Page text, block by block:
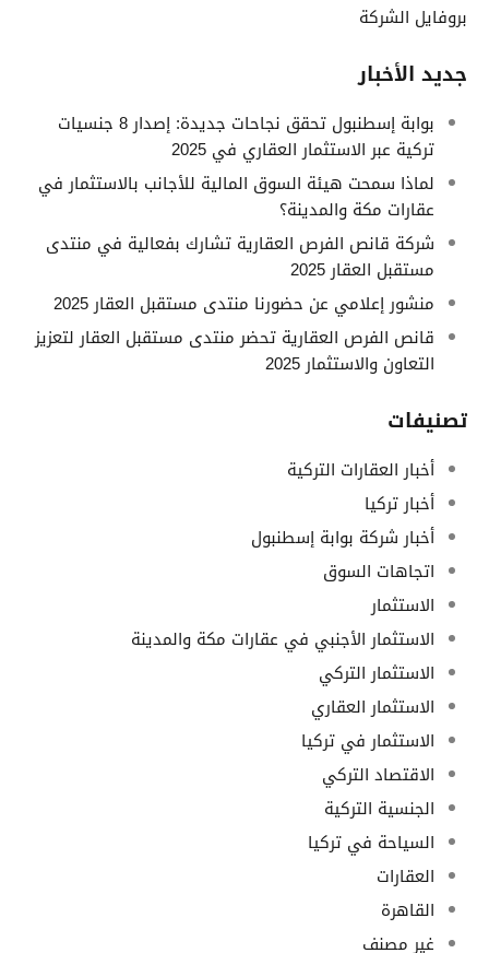
بروفايل الشركة
جديد الأخبار
بوابة إسطنبول تحقق نجاحات جديدة: إصدار 8 جنسيات
تركية عبر الاستثمار العقاري في 2025
لماذا سمحت هيئة السوق المالية للأجانب بالاستثمار في
عقارات مكة والمدينة؟
شركة قانص الفرص العقارية تشارك بفعالية في منتدى
مستقبل العقار 2025
منشور إعلامي عن حضورنا منتدى مستقبل العقار 2025
قانص الفرص العقارية تحضر منتدى مستقبل العقار لتعزيز
التعاون والاستثمار 2025
تصنيفات
أخبار العقارات التركية
أخبار تركيا
أخبار شركة بوابة إسطنبول
اتجاهات السوق
الاستثمار
الاستثمار الأجنبي في عقارات مكة والمدينة
الاستثمار التركي
الاستثمار العقاري
الاستثمار في تركيا
الاقتصاد التركي
الجنسية التركية
السياحة في تركيا
العقارات
القاهرة
غير مصنف